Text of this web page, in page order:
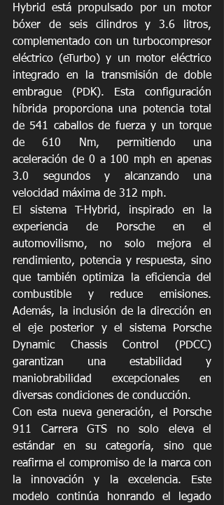
Hybrid está propulsado por un motor
bóxer de seis cilindros y 3.6 litros,
complementado con un turbocompresor
eléctrico (eTurbo) y un motor eléctrico
integrado en la transmisión de doble
embrague (PDK). Esta configuración
híbrida proporciona una potencia total
de 541 caballos de fuerza y un torque
de 610 Nm, permitiendo una
aceleración de 0 a 100 mph en apenas
3.0 segundos y alcanzando una
velocidad máxima de 312 mph.
El sistema T-Hybrid, inspirado en la
experiencia de Porsche en el
automovilismo, no solo mejora el
rendimiento, potencia y respuesta, sino
que también optimiza la eficiencia del
combustible y reduce emisiones.
Además, la inclusión de la dirección en
el eje posterior y el sistema Porsche
Dynamic Chassis Control (PDCC)
garantizan una estabilidad y
maniobrabilidad excepcionales en
diversas condiciones de conducción.
Con esta nueva generación, el Porsche
911 Carrera GTS no solo eleva el
estándar en su categoría, sino que
reafirma el compromiso de la marca con
la innovación y la excelencia. Este
modelo continúa honrando el legado